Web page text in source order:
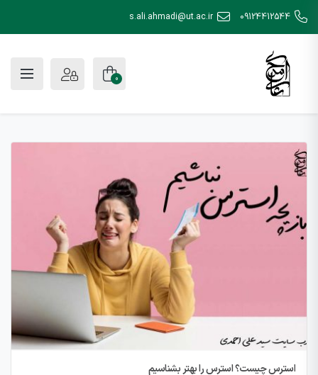
09124412544
s.ali.ahmadi@ut.ac.ir
0
استرس چیست؟ استرس را بهتر بشناسیم